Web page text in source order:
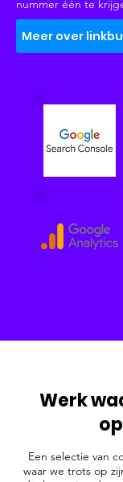
nummer één te
Meer over
Werk
Een selectie van
waar we trots op